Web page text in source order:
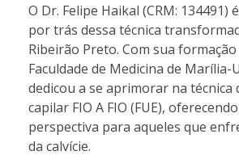
O Dr. Felipe Haikal (CRM: 134491)
por trás dessa técnica
Ribeirão Preto. Com sua
Faculdade de Medicina de Marília-
dedicou a se aprimorar na técnica
capilar FIO A FIO (FUE),
perspectiva para aqueles que
da calvície.